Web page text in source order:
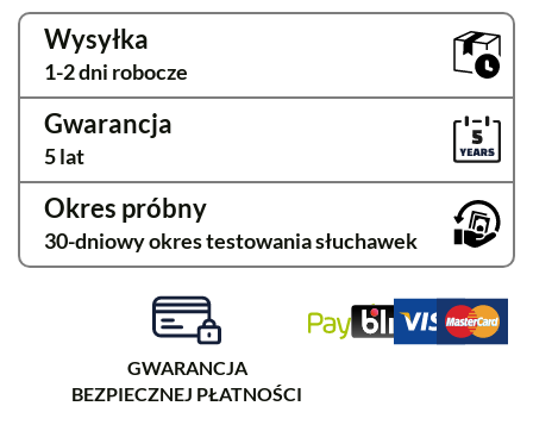
Wysyłka
1-2 dni robocze
Gwarancja
5 lat
Okres próbny
30-dniowy okres testowania słuchawek
GWARANCJA
BEZPIECZNEJ PŁATNOŚCI